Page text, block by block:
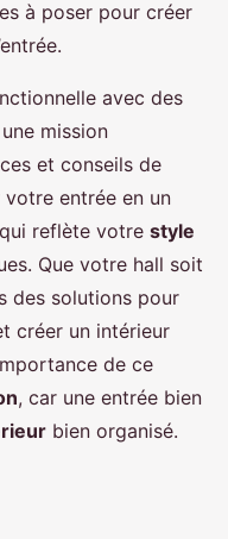
à poser pour créer
avec des
mission
et conseils de
entrée en un
reflète votre style
Que votre hall soit
des solutions pour
créer un intérieur
de ce
, car une entrée bien
bien organisé.